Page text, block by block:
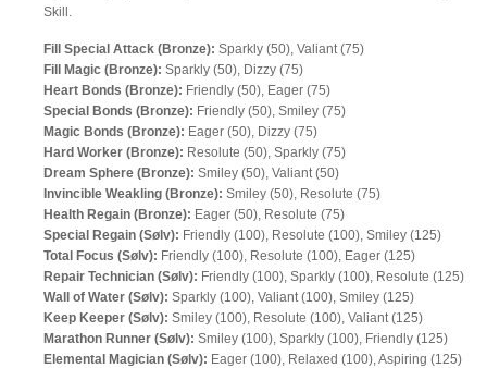
Skill.
Fill Special Attack (Bronze): Sparkly (50), Valiant (75)
Fill Magic (Bronze): Sparkly (50), Dizzy (75)
Heart Bonds (Bronze): Friendly (50), Eager (75)
Special Bonds (Bronze): Friendly (50), Smiley (75)
Magic Bonds (Bronze): Eager (50), Dizzy (75)
Hard Worker (Bronze): Resolute (50), Sparkly (75)
Dream Sphere (Bronze): Smiley (50), Valiant (50)
Invincible Weakling (Bronze): Smiley (50), Resolute (75)
Health Regain (Bronze): Eager (50), Resolute (75)
Special Regain (Sølv): Friendly (100), Resolute (100), Smiley (125)
Total Focus (Sølv): Friendly (100), Resolute (100), Eager (125)
Repair Technician (Sølv): Friendly (100), Sparkly (100), Resolute (125)
Wall of Water (Sølv): Sparkly (100), Valiant (100), Smiley (125)
Keep Keeper (Sølv): Smiley (100), Resolute (100), Valiant (125)
Marathon Runner (Sølv): Smiley (100), Sparkly (100), Friendly (125)
Elemental Magician (Sølv): Eager (100), Relaxed (100), Aspiring (125)